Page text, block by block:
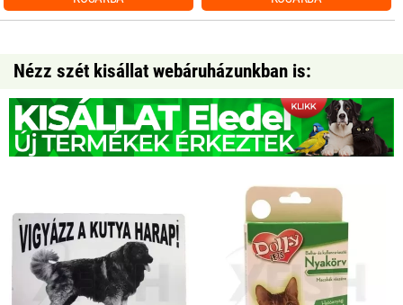
Nézz szét kisállat webáruházunkban is: